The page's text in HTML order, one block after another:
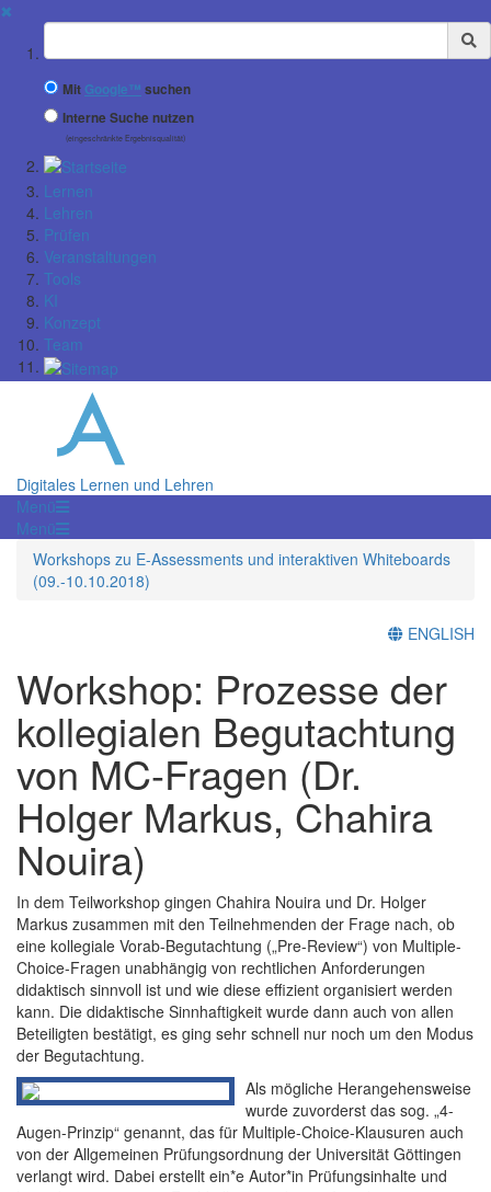
✖
Suchbegriff
Mit Google™ suchen
Interne Suche nutzen
(eingeschränkte Ergebnisqualität)
Lernen
Lehren
Prüfen
Veranstaltungen
Tools
KI
Konzept
Team
Digitales Lernen und Lehren
Menü
Menü
Workshops zu E-Assessments und interaktiven Whiteboards
(09.-10.10.2018)
ENGLISH
Workshop: Prozesse der
kollegialen Begutachtung
von MC-Fragen (Dr.
Holger Markus, Chahira
Nouira)
In dem Teilworkshop gingen Chahira Nouira und Dr. Holger
Markus zusammen mit den Teilnehmenden der Frage nach, ob
eine kollegiale Vorab-Begutachtung („Pre-Review“) von Multiple-
Choice-Fragen unabhängig von rechtlichen Anforderungen
didaktisch sinnvoll ist und wie diese effizient organisiert werden
kann. Die didaktische Sinnhaftigkeit wurde dann auch von allen
Beteiligten bestätigt, es ging sehr schnell nur noch um den Modus
der Begutachtung.
Als mögliche Herangehensweise
wurde zuvorderst das sog. „4-
Augen-Prinzip“ genannt, das für Multiple-Choice-Klausuren auch
von der Allgemeinen Prüfungsordnung der Universität Göttingen
verlangt wird. Dabei erstellt ein*e Autor*in Prüfungsinhalte und